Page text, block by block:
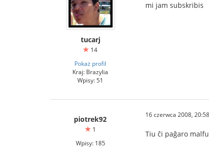
tucarj
14
Pokaż profil
Kraj: Brazylia
Wpisy: 51
mi jam subskribis
piotrek92
1
Wpisy: 185
16 czerwca 2008,
Tiu ĉi paĝaro